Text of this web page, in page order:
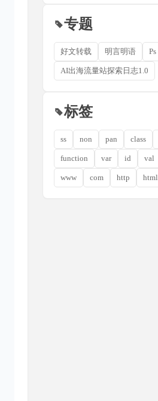
专题
好文转载 明言明语 Ps
AI出海流量站探索日志1.0
标签
ss non pan class
function var id val
www com http html